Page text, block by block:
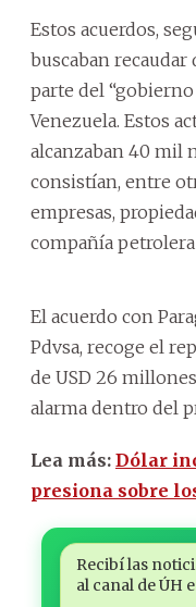
Estos acuerdos,
buscaban
parte del
Venezuela. Estos
alcanzaban 40 mil
consistían, entre
empresas,
compañía
El acuerdo con
Pdvsa, recoge el
de USD 26
alarma dentro del
Lea más: Dólar
presiona sobre
Recibí las
al canal de ÚH